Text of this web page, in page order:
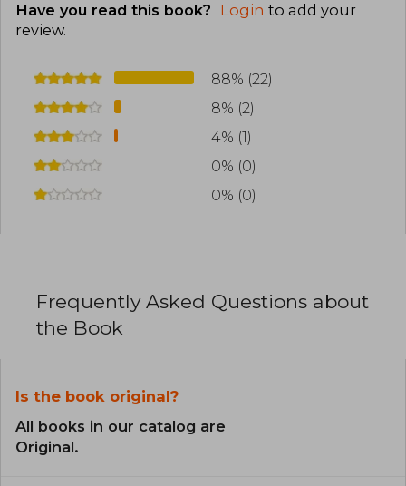
Have you read this book? Login to add your
review.
88% (22)
8% (2)
4% (1)
0% (0)
0% (0)
Frequently Asked Questions about
the Book
Is the book original?
All books in our catalog are
Original.